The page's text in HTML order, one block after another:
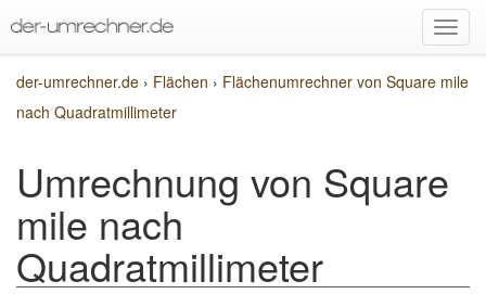
der-umrechner.de › Flächen › Flächenumrechner von Square mile
nach Quadratmillimeter
Umrechnung von Square
mile nach
Quadratmillimeter